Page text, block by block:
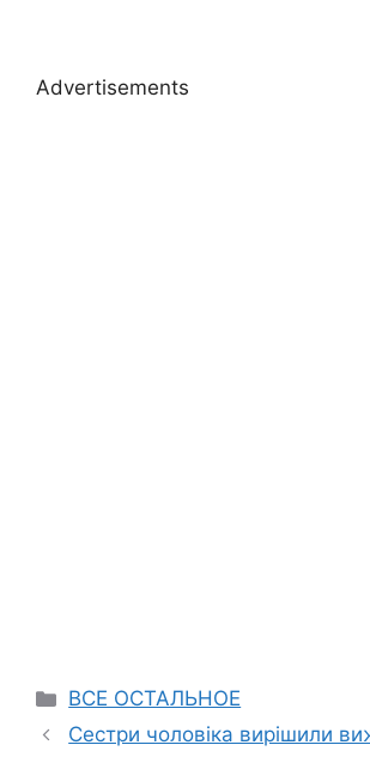
Advertisements
Categories
ВСЕ ОСТАЛЬНОЕ
Сестри чоловіка вирішили